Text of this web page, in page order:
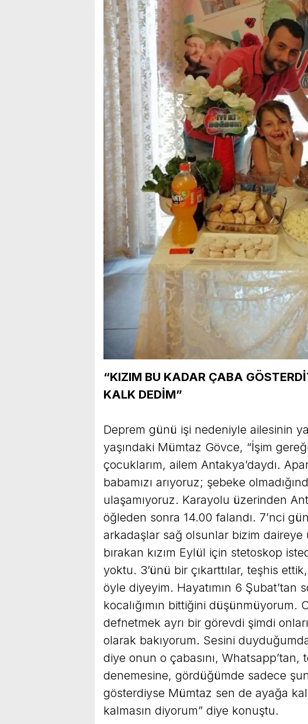
“KIZIM BU KADAR ÇABA
KALK DEDİM”
Deprem günü işi nedeniyle ailesinin
yaşındaki Mümtaz Gövce, “İşim
çocuklarım, ailem Antakya’daydı.
babamızı arıyoruz; şebeke
ulaşamıyoruz. Karayolu üzerinden
öğleden sonra 14.00 falandı. 7’nci
arkadaşlar sağ olsunlar bizim daireye
bırakan kızım Eylül için stetoskop
yoktu. 3’ünü bir çıkarttılar, teşhis
öyle diyeyim. Hayatımın 6 Şubat’tan
kocalığımın bittiğini düşünmüyorum.
defnetmek ayrı bir görevdi şimdi
olarak bakıyorum. Sesini
diye onun o çabasını,
denemesine, gördüğümde sadece
gösterdiyse Mümtaz sen de ayağa
kalmasın diyorum” diye konuştu.